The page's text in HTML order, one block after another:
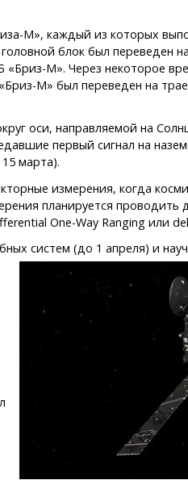
М», каждый из которых
блок был переведен
М». Через некоторое
М» был переведен на
оси, направляемой на
первый сигнал на
марта).
измерения, когда
планируется проводить
One-Way Ranging или
систем (до 1 апреля) и